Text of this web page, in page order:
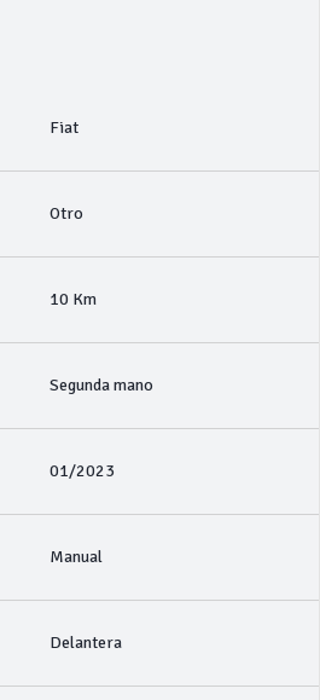
Fiat
Otro
10 Km
Segunda mano
01/2023
Manual
Delantera